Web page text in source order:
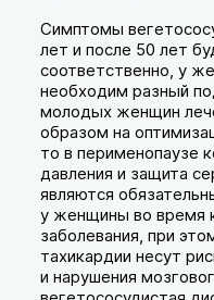
Симптомы
лет и после 50 лет
соответственно, у
необходим разный
молодых женщин
образом на
то в перименопаузе
давления и защита
являются
у женщины во время
заболевания, при
тахикардии несут
и нарушения